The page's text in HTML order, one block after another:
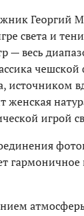
Георгий
света и
— весь
источником
женская
игрой
гармоничное